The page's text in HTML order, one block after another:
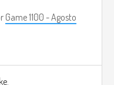
Game 1100 - Agosto